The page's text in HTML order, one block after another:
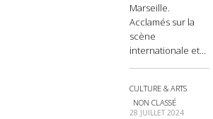
Marseille.
Acclamés sur la
scène
internationale et...
CULTURE & ARTS
NON CLASSÉ
28 JUILLET 2024